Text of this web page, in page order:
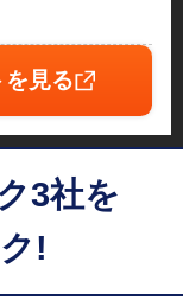
見る
3社を
!